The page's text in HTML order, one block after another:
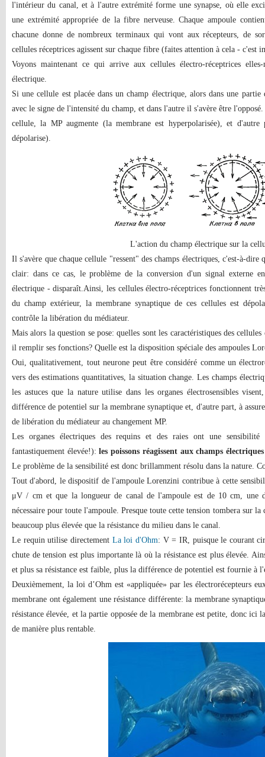
l'intérieur du canal, et à l'autre extrémité forme une synapse, où elle
une extrémité appropriée de la fibre nerveuse. Chaque ampoule
chacune donne de nombreux terminaux qui vont aux récepteurs, de
cellules réceptrices agissent sur chaque fibre (faites attention à cela - c'est
Voyons maintenant ce qui arrive aux cellules électro-réceptrices
électrique.
Si une cellule est placée dans un champ électrique, alors dans une
avec le signe de l'intensité du champ, et dans l'autre il s'avère être
cellule, la MP augmente (la membrane est hyperpolarisée), et
dépolarise).
L'action du champ électrique sur la
Il s'avère que chaque cellule "ressent" des champs électriques, c'est-à-dire
clair: dans ce cas, le problème de la conversion d'un signal externe
électrique - disparaît.Ainsi, les cellules électro-réceptrices fonctionnent
du champ extérieur, la membrane synaptique de ces cellules est
contrôle la libération du médiateur.
Mais alors la question se pose: quelles sont les caractéristiques des
il remplir ses fonctions? Quelle est la disposition spéciale des ampoules
Oui, qualitativement, tout neurone peut être considéré comme un
vers des estimations quantitatives, la situation change. Les champs
les astuces que la nature utilise dans les organes électrosensibles
différence de potentiel sur la membrane synaptique et, d'autre part, à
de libération du médiateur au changement MP.
Les organes électriques des requins et des raies ont une
fantastiquement élevée!):les poissons réagissent aux champs
Le problème de la sensibilité est donc brillamment résolu dans la nature.
Tout d'abord, le dispositif de l'ampoule Lorenzini contribue à cette
μV / cm et que la longueur de canal de l'ampoule est de 10 cm, une
nécessaire pour toute l'ampoule. Presque toute cette tension tombera sur la
beaucoup plus élevée que la résistance du milieu dans le canal.
Le requin utilise directement La loi d'Ohm: V = IR, puisque le courant
chute de tension est plus importante là où la résistance est plus élevée.
et plus sa résistance est faible, plus la différence de potentiel est fournie à
Deuxièmement, la loi d’Ohm est «appliquée» par les électrorécepteurs
membrane ont également une résistance différente: la membrane
résistance élevée, et la partie opposée de la membrane est petite, donc ici
de manière plus rentable.